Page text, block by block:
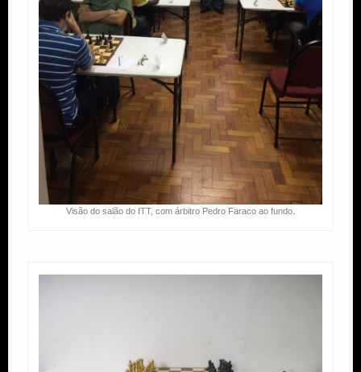
Visão do salão do ITT, com árbitro Pedro Faraco ao fundo.